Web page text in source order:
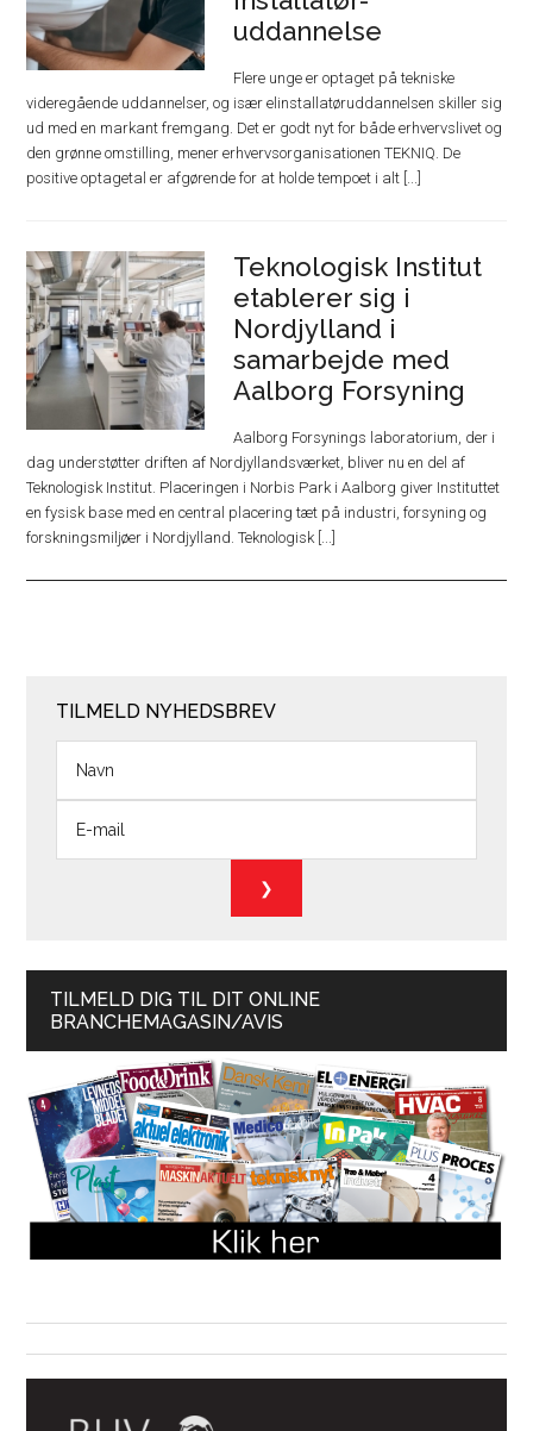
uddannelse
Flere unge er optaget på tekniske
videregående uddannelser, og især elinstallatøruddannelsen skiller sig
ud med en markant fremgang. Det er godt nyt for både erhvervslivet og
den grønne omstilling, mener erhvervsorganisationen TEKNIQ. De
positive optagetal er afgørende for at holde tempoet i alt [...]
Teknologisk Institut
etablerer sig i
Nordjylland i
samarbejde med
Aalborg Forsyning
Aalborg Forsynings laboratorium, der i
dag understøtter driften af Nordjyllandsværket, bliver nu en del af
Teknologisk Institut. Placeringen i Norbis Park i Aalborg giver Instituttet
en fysisk base med en central placering tæt på industri, forsyning og
forskningsmiljøer i Nordjylland. Teknologisk [...]
TILMELD NYHEDSBREV
TILMELD DIG TIL DIT ONLINE
BRANCHEMAGASIN/AVIS